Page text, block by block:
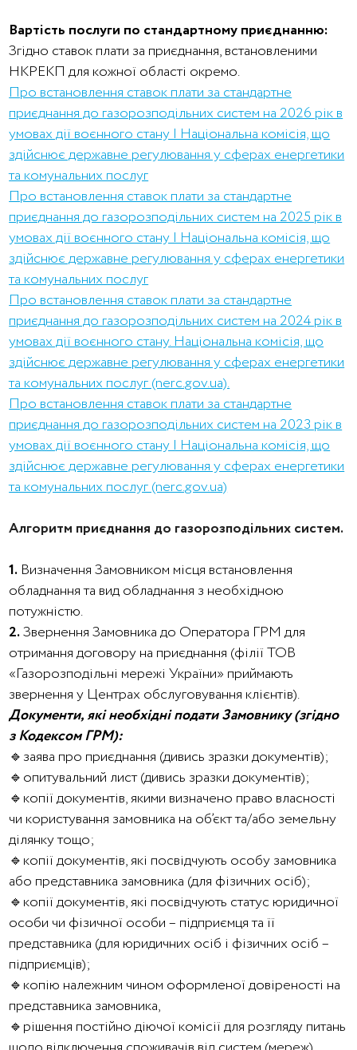
Вартість послуги по стандартному приєднанню:
Згідно ставок плати за приєднання, встановленими
НКРЕКП для кожної області окремо.
Про встановлення ставок плати за стандартне
приєднання до газорозподільних систем на 2026 рік в
умовах дії воєнного стану | Національна комісія, що
здійснює державне регулювання у сферах енергетики
та комунальних послуг
Про встановлення ставок плати за стандартне
приєднання до газорозподільних систем на 2025 рік в
умовах дії воєнного стану | Національна комісія, що
здійснює державне регулювання у сферах енергетики
та комунальних послуг
Про встановлення ставок плати за стандартне
приєднання до газорозподільних систем на 2024 рік в
умовах дії воєнного стану. Національна комісія, що
здійснює державне регулювання у сферах енергетики
та комунальних послуг (nerc.gov.ua).
Про встановлення ставок плати за стандартне
приєднання до газорозподільних систем на 2023 рік в
умовах дії воєнного стану | Національна комісія, що
здійснює державне регулювання у сферах енергетики
та комунальних послуг (nerc.gov.ua)
Алгоритм приєднання до газорозподільних систем.
1. Визначення Замовником місця встановлення
обладнання та вид обладнання з необхідною
потужністю.
2.Звернення Замовника до Оператора ГРМ для
отримання договору на приєднання (філії ТОВ
«Газорозподільні мережі України» приймають
звернення у Центрах обслуговування клієнтів).
Документи, які необхідні подати Замовнику (згідно
з Кодексом ГРМ):
🔹заява про приєднання (дивись зразки документів);
🔹опитувальний лист(дивись зразки документів);
🔹копії документів, якими визначено право власності
чи користування замовника на об’єкт та/або земельну
ділянку тощо;
🔹копії документів, які посвідчують особу замовника
або представника замовника (для фізичних осіб);
🔹копії документів, які посвідчують статус юридичної
особи чи фізичної особи – підприємця та її
представника (для юридичних осіб і фізичних осіб –
підприємців);
🔹копію належним чином оформленої довіреності на
представника замовника,
🔹рішення постійно діючої комісії для розгляду питань